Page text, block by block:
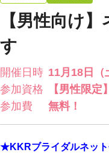
【男性向け
す​​
開催日時 11月18日（
参加資格
【男性限
参加費
無料！
★KKRブライダルネッ